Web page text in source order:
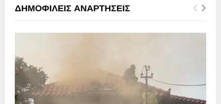
ΔΗΜΟΦΙΛΕΊΣ ΑΝΑΡΤΉΣΕΙΣ